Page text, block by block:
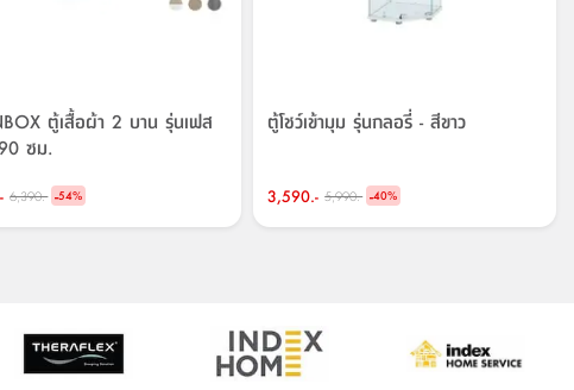
ตู้เสื้อผ้า 2 บาน รุ่นเฟส
ซม.
6,390.- -54%
ตู้โชว์เข้ามุม รุ่นกลอรี่ - สีขาว
3,590.- 5,990.- -40%